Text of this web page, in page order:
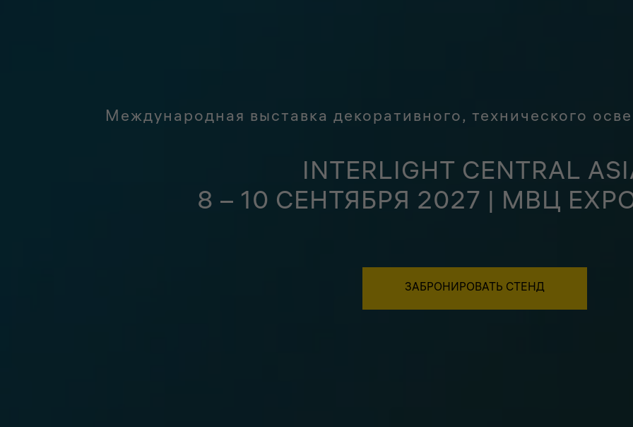
Международная выставка декоративного, технического
INTERLIGHT CENTRAL
8 – 10 СЕНТЯБРЯ 2027 | МВЦ
ЗАБРОНИРОВАТЬ СТЕНД